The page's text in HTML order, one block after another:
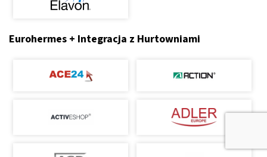
Eurohermes + Integracja z Hurtowniami